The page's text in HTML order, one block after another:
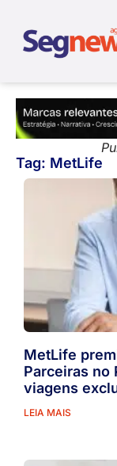
Tag: MetLife
MetLife
Parceiras no
viagens
LEIA MAIS